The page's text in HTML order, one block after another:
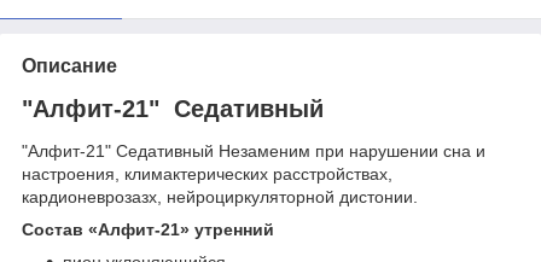
Описание
"Алфит-21" Седативный
"Алфит-21" Седативный Незаменим при нарушении сна и
настроения, климактерических расстройствах,
кардионеврозазх, нейроциркуляторной дистонии.
Состав «Алфит-21» утренний